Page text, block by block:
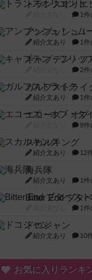
1件
紹介文あり 1件
2件
ガルフストライ
紹介文あり 1件
エコーズ・オブ
8件
スカルキング
紹介文あり 12
海兵隊
紹介文あり 1件
1件
ドコジャン
紹介文あり 10
お気に入りランキ